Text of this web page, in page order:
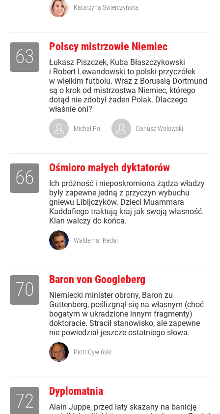
Katarzyna Świerczyńska
Polscy mistrzowie Niemiec
Łukasz Piszczek, Kuba Błaszczykowski
i Robert Lewandowski to polski przyczółek
w wielkim futbolu. Wraz z Borussią Dortmund
są o krok od mistrzostwa Niemiec, którego
dotąd nie zdobył żaden Polak. Dlaczego
właśnie oni?
63
Michał Pol Dariusz Wołowski
Ośmioro małych dyktatorów
Ich próżność i nieposkromiona żądza władzy
były zapewne jedną z przyczyn wybuchu
gniewu Libijczyków. Dzieci Muammara
Kaddafiego traktują kraj jak swoją własność.
Klan walczy do końca.
66
Waldemar Kedaj
Baron von Googleberg
Niemiecki minister obrony, Baron zu
Guttenberg, poślizgnął się na własnym (choć
bogatym w ukradzione innym fragmenty)
doktoracie. Stracił stanowisko, ale zapewne
nie powiedział jeszcze ostatniego słowa.
70
Piotr Cywiński
Dyplomatnia
Alain Juppe, przed laty skazany na banicję
72